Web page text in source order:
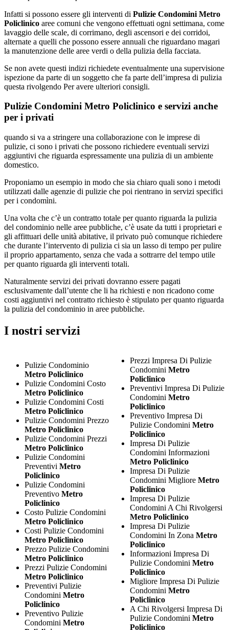
Infatti si possono essere gli interventi di Pulizie Condomini Metro
Policlinico aree comuni che vengono effettuati ogni settimana, come
lavaggio delle scale, di corrimano, degli ascensori e dei corridoi,
alternate a quelli che possono essere annuali che riguardano magari
la manutenzione delle aree verdi o della pulizia della facciata.
Se non avete questi indizi richiedete eventualmente una supervisione
ispezione da parte di un soggetto che fa parte dell’impresa di pulizia
questa rivolgendo Per avere ulteriori consigli.
Pulizie Condomini Metro Policlinico e servizi anche
per i privati
quando si va a stringere una collaborazione con le imprese di
pulizie, ci sono i privati che possono richiedere eventuali servizi
aggiuntivi che riguarda espressamente una pulizia di un ambiente
domestico.
Proponiamo un esempio in modo che sia chiaro quali sono i metodi
utilizzati dalle agenzie di pulizie che poi rientrano in servizi specifici
per i condomìni.
Una volta che c’è un contratto totale per quanto riguarda la pulizia
del condominio nelle aree pubbliche, c’è usate da tutti i proprietari e
gli affittuari delle unità abitative, il privato può comunque richiedere
che durante l’intervento di pulizia ci sia un lasso di tempo per pulire
il proprio appartamento, senza che vada a sottrarre del tempo utile
per quanto riguarda gli interventi totali.
Naturalmente servizi dei privati dovranno essere pagati
esclusivamente dall’utente che li ha richiesti e non ricadono come
costi aggiuntivi nel contratto richiesto è stipulato per quanto riguarda
la pulizia del condominio in aree pubbliche.
I nostri servizi
Pulizie Condominio
Metro Policlinico
Pulizie Condomini Costo
Metro Policlinico
Pulizie Condomini Costi
Metro Policlinico
Pulizie Condomini Prezzo
Metro Policlinico
Pulizie Condomini Prezzi
Metro Policlinico
Pulizie Condomini
Preventivi Metro
Policlinico
Pulizie Condomini
Preventivo Metro
Policlinico
Costo Pulizie Condomini
Metro Policlinico
Costi Pulizie Condomini
Metro Policlinico
Prezzo Pulizie Condomini
Metro Policlinico
Prezzi Pulizie Condomini
Metro Policlinico
Preventivi Pulizie
Condomini Metro
Policlinico
Preventivo Pulizie
Condomini Metro
Prezzi Impresa Di Pulizie
CondominiMetro
Policlinico
Preventivi Impresa Di Pulizie
CondominiMetro
Policlinico
Preventivo Impresa Di
Pulizie CondominiMetro
Policlinico
Impresa Di Pulizie
Condomini Informazioni
Metro Policlinico
Impresa Di Pulizie
Condomini MiglioreMetro
Policlinico
Impresa Di Pulizie
Condomini A Chi Rivolgersi
Metro Policlinico
Impresa Di Pulizie
Condomini In ZonaMetro
Policlinico
Informazioni Impresa Di
Pulizie CondominiMetro
Policlinico
Migliore Impresa Di Pulizie
CondominiMetro
Policlinico
A Chi Rivolgersi Impresa Di
Pulizie CondominiMetro
Policlinico